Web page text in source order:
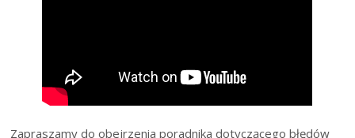
Zapraszamy do obejrzenia poradnika dotyczącego błędów